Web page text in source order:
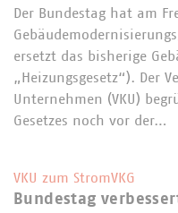
Der Bundestag hat am
ersetzt das bisherige
„Heizungsgesetz“). Der
Unternehmen (VKU)
Gesetzes noch vor der…
VKU zum StromVKG
Bundestag